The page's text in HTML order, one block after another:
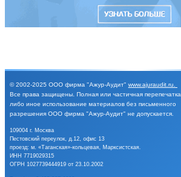
© 2002-2025 ООО фирма "Ажур-Аудит" www.ajuraudit.ru
Все права защищены. Полная или частичная перепечатка
либо иное использование материалов без письменного
разрешения ООО фирма "Ажур-Аудит" не допускается.
109004 г. Москва
Пестовский переулок, д.12, офис 13
проезд: м. «Таганская»-кольцевая, Марксистская.
ИНН 7719029315
ОГРН 1027739444919 от 23.10.2002